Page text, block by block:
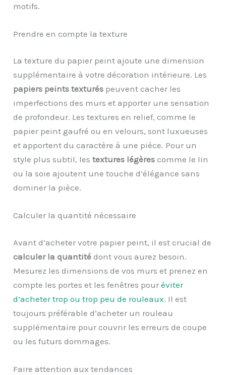
motifs.
Prendre en compte la texture
La texture du papier peint ajoute une dimension
supplémentaire à votre décoration intérieure. Les
papiers peints texturés peuvent cacher les
imperfections des murs et apporter une sensation
de profondeur. Les textures en relief, comme le
papier peint gaufré ou en velours, sont luxueuses
et apportent du caractère à une pièce. Pour un
style plus subtil, lestextures légères comme le lin
ou la soie ajoutent une touche d’élégance sans
dominer la pièce.
Calculer la quantité nécessaire
Avant d’acheter votre papier peint, il est crucial de
calculer la quantité dont vous aurez besoin.
Mesurez les dimensions de vos murs et prenez en
compte les portes et les fenêtres pouréviter
d’acheter trop ou trop peu de rouleaux. Il est
toujours préférable d’acheter un rouleau
supplémentaire pour couvrir les erreurs de coupe
ou les futurs dommages.
Faire attention aux tendances